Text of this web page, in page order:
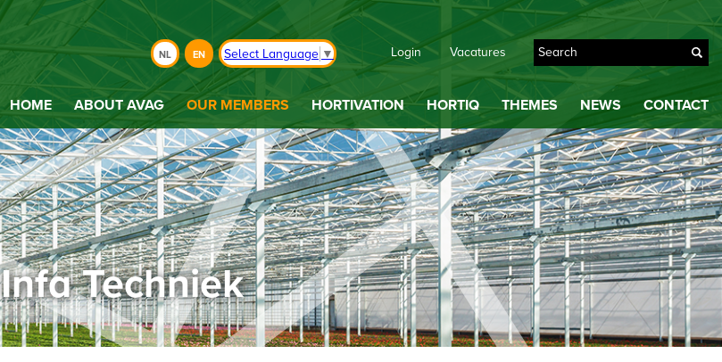
NL EN Select Language ▼ Login Vacatures
HOME ABOUT AVAG OUR MEMBERS HORTIVATION HORTIQ THEMES NEWS CONTACT
Infa Techniek